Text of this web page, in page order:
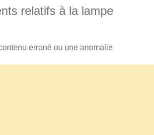
relatifs à la lampe
erroné ou une anomalie